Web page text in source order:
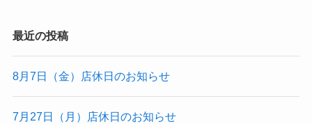
最近の投稿
8月7日（金）店休日のお知らせ
7月27日（月）店休日のお知らせ